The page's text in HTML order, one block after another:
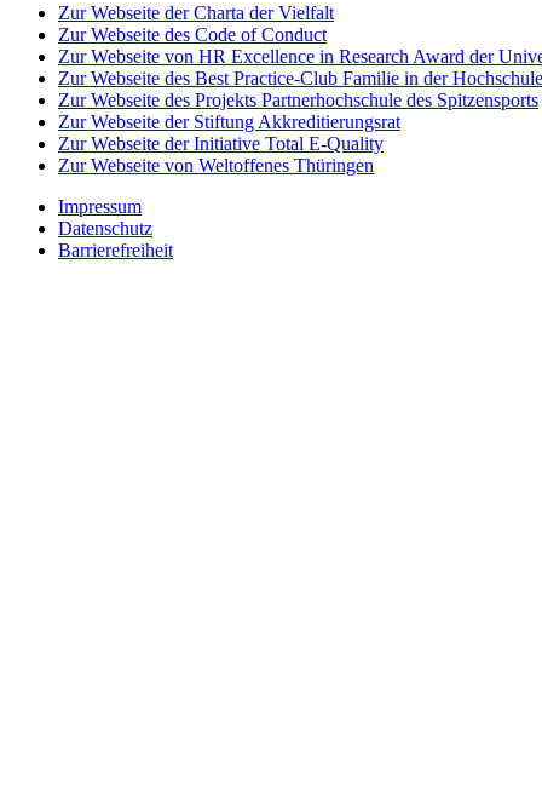
Zur Webseite der Charta der Vielfalt
Zur Webseite des Code of Conduct
Zur Webseite von HR Excellence in Research Award der
Zur Webseite des Best Practice-Club Familie in der Hochschule
Zur Webseite des Projekts Partnerhochschule des Spitzensports
Zur Webseite der Stiftung Akkreditierungsrat
Zur Webseite der Initiative Total E-Quality
Zur Webseite von Weltoffenes Thüringen
Impressum
Datenschutz
Barrierefreiheit